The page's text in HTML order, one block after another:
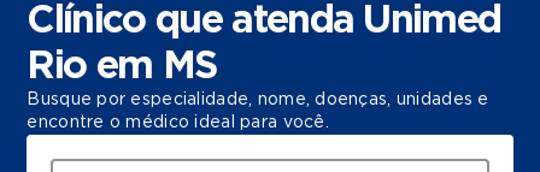
Clínico que atenda Unimed
Rio em MS
Busque por especialidade, nome, doenças, unidades e
encontre o médico ideal para você.